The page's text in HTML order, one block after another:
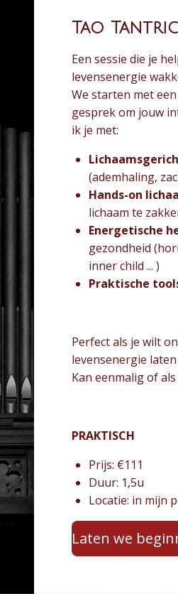
Tao
Een sessie die je
levensenergie
We starten met
gesprek om jouw
ik je met:
(ademhaling,
Hands-on
lichaam te
Energetische
gezondheid
inner child ... )
Praktische
Perfect als je wilt
levensenergie
Kan eenmalig of
PRAKTISCH
Prijs: €111
Duur: 1,5u
Locatie: in mijn
Laten we